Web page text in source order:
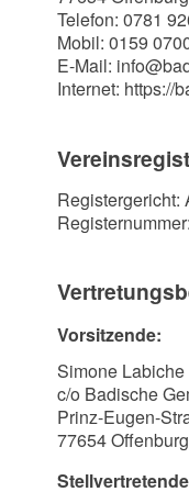
Telefon: 0781
Mobil: 0159
E-Mail:
Internet: https://
Registergericht:
Vorsitzende:
Simone Labiche
c/o Badische
Prinz-Eugen-
77654 Offenburg